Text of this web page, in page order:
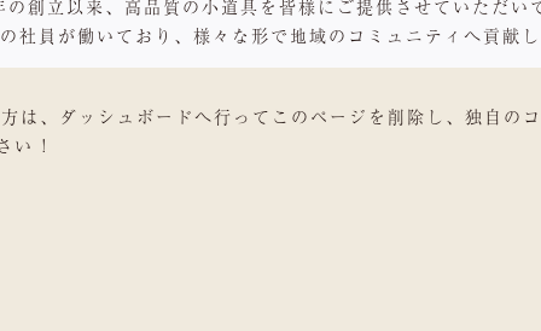
創立以来、高品質の小道具を皆様にご提供させていただい
社員が働いており、様々な形で地域のコミュニティへ貢献
は、 ダッシュボード へ行ってこのページを削除し、独自の
い !